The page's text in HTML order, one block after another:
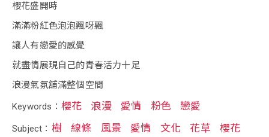
櫻花盛開時
滿滿粉紅色泡泡飄呀飄
讓人有戀愛的感覺
就盡情展現自己的青春活力十足
浪漫氣氛舖滿整個空間
Keywords： 櫻花 浪漫 愛情 粉色 戀愛
Subject： 樹 線條 風景 愛情 文化 花草
櫻花